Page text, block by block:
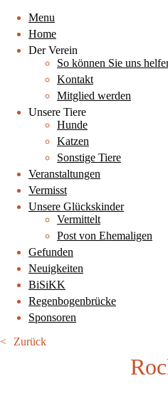
Menu
Home
Der Verein
So können Sie uns
Kontakt
Mitglied werden
Unsere Tiere
Hunde
Katzen
Sonstige Tiere
Veranstaltungen
Vermisst
Unsere Glückskinder
Vermittelt
Post von Ehemaligen
Gefunden
Neuigkeiten
BiSiKK
Regenbogenbrücke
Sponsoren
Zurück